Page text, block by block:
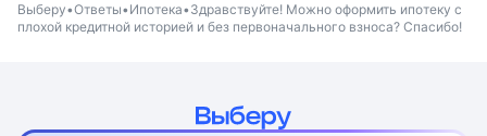
Выберу Ответы Ипотека Здравствуйте! Можно оформить ипотеку с
плохой кредитной историей и без первоначального взноса? Спасибо!